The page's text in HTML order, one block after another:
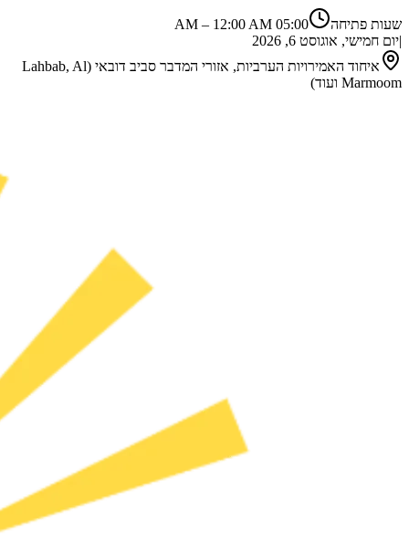
שעות פתיחה 05:00 AM
– 12:00 AM
|יום חמישי, אוגוסט 6, 2026
איחוד האמירויות הערביות, אזורי המדבר סביב דובאי (Lahbab, Al
Marmoom ועוד)